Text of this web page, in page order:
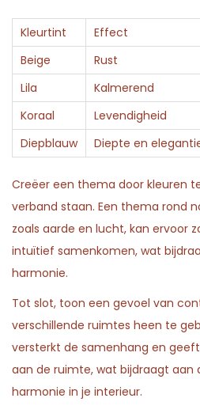
Kleurtint
Effect
Beige
Rust
Lila
Kalmerend
Koraal
Levendigheid
Diepblauw
Diepte en
Creëer een thema door kleuren
verband staan. Een thema rond
zoals aarde en lucht, kan ervoor
intuïtief samenkomen, wat
harmonie.
Tot slot, toon een gevoel van
verschillende ruimtes heen te
versterkt de samenhang en
aan de ruimte, wat bijdraagt aan
harmonie in je interieur.